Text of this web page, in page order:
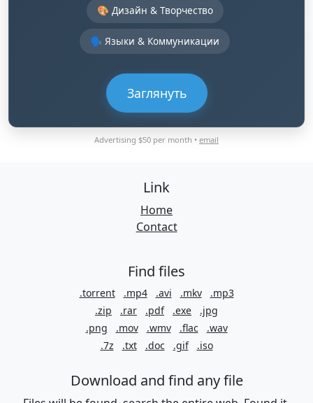
🎨 Дизайн & Творчество
🗣️ Языки & Коммуникации
Заглянуть
Advertising $50 per month • email
Link
Home
Contact
Find files
.torrent .mp4 .avi .mkv
.mp3
.zip
.rar .pdf .exe
.jpg
.png
.mov .wmv .flac
.wav
.7z
.txt .doc .gif .iso
Download and find any file